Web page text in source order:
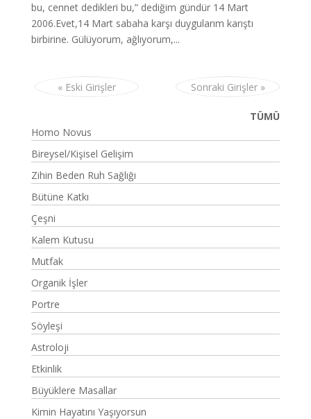
bu, cennet dedikleri bu,” dediğim gündür 14 Mart
2006.Evet,14 Mart sabaha karşı duygularım karıştı
birbirine. Gülüyorum, ağlıyorum,...
« Eski Girişler Sonraki Girişler »
TÜMÜ
Homo Novus
Bireysel/Kişisel Gelişim
Zihin Beden Ruh Sağlığı
Bütüne Katkı
Çeşni
Kalem Kutusu
Mutfak
Organik İşler
Portre
Söyleşi
Astroloji
Etkinlik
Büyüklere Masallar
Kimin Hayatını Yaşıyorsun